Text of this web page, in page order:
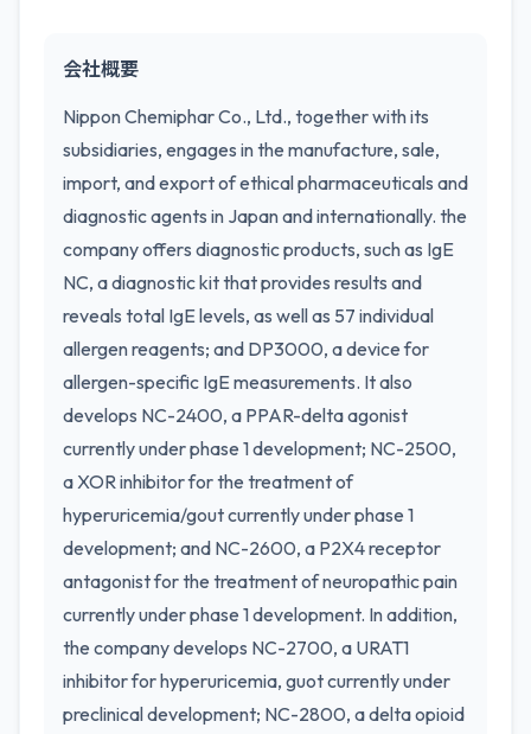
会社概要
Nippon Chemiphar Co., Ltd., together with its
subsidiaries, engages in the manufacture, sale,
import, and export of ethical pharmaceuticals and
diagnostic agents in Japan and internationally. the
company offers diagnostic products, such as IgE
NC, a diagnostic kit that provides results and
reveals total IgE levels, as well as 57 individual
allergen reagents; and DP3000, a device for
allergen-specific IgE measurements. It also
develops NC-2400, a PPAR-delta agonist
currently under phase 1 development; NC-2500,
a XOR inhibitor for the treatment of
hyperuricemia/gout currently under phase 1
development; and NC-2600, a P2X4 receptor
antagonist for the treatment of neuropathic pain
currently under phase 1 development. In addition,
the company develops NC-2700, a URAT1
inhibitor for hyperuricemia, guot currently under
preclinical development; NC-2800, a delta opioid